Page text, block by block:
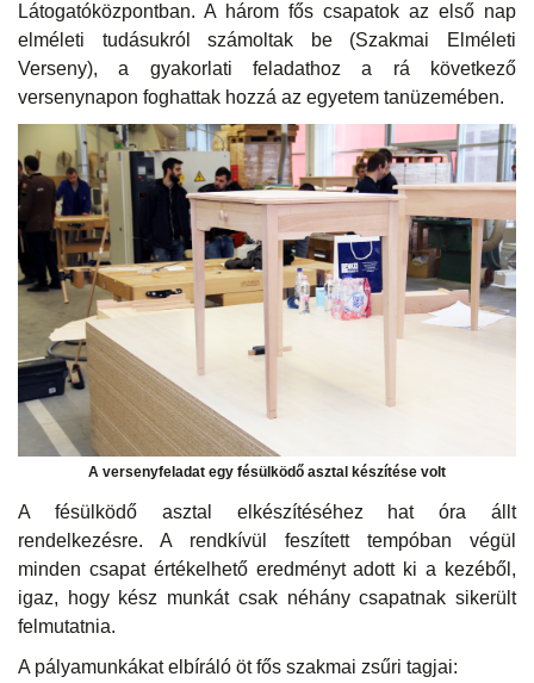
Látogatóközpontban. A három fős csapatok az első nap
elméleti tudásukról számoltak be (Szakmai Elméleti
Verseny), a gyakorlati feladathoz a rá következő
versenynapon foghattak hozzá az egyetem tanüzemében.
A versenyfeladat egy fésülködő asztal készítése volt
A fésülködő asztal elkészítéséhez hat óra állt
rendelkezésre. A rendkívül feszített tempóban végül
minden csapat értékelhető eredményt adott ki a kezéből,
igaz, hogy kész munkát csak néhány csapatnak sikerült
felmutatnia.
A pályamunkákat elbíráló öt fős szakmai zsűri tagjai: